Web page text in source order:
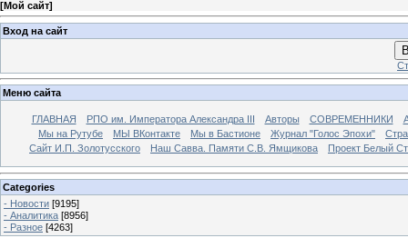
[Мой сайт]
Вход на сайт
Меню сайта
ГЛАВНАЯ РПО им. Императора Александра III Авторы СОВРЕМЕННИКИ
Мы на Рутубе
МЫ ВКонтакте Мы в Бастионе Журнал "Голос Эпохи"
Сайт И.П. Золотусского
Наш Савва. Памяти С.В. Ямщикова Проект Белый
Categories
- Новости [9195]
- Аналитика [8956]
- Разное [4263]